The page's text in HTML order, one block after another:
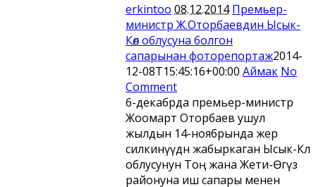
erkintoo 08.12.2014 Премьер-
министр Ж.Оторбаевдин Ысык-
Көл облусуна болгон
сапарынан фоторепортаж2014-
12-08T15:45:16+00:00 Аймак No
Comment
6-декабрда премьер-министр
Жоомарт Оторбаев ушул
жылдын 14-ноябрында жер
силкинүүдөн жабыркаган Ысык-Көл
облусунун Тоң жана Жети-Өгүз
районуна иш сапары менен